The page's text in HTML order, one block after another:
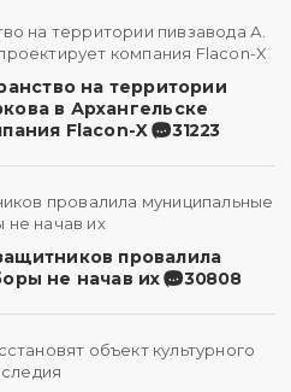
на территории
в Архангельске
Flacon-X
31223
провалила
не начав их
30808